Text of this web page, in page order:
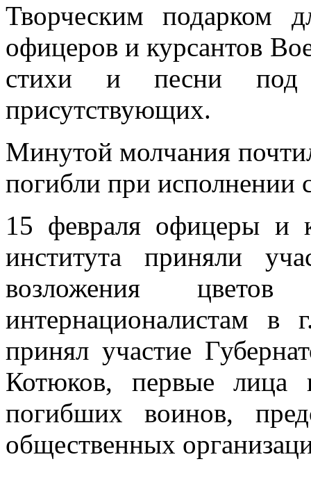
Творческим подарком
офицеров и курсантов
стихи и песни под
присутствующих.
Минутой молчания
погибли при исполнении
15 февраля офицеры и
института приняли
возложения
интернационалистам в
принял участие
Котюков, первые лица
погибших воинов,
общественных